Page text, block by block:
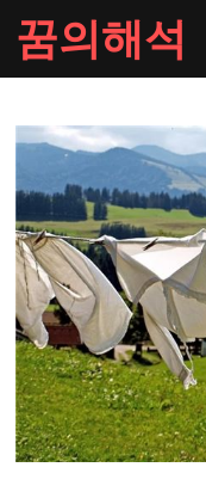
Skip
to
content
꿈의해석